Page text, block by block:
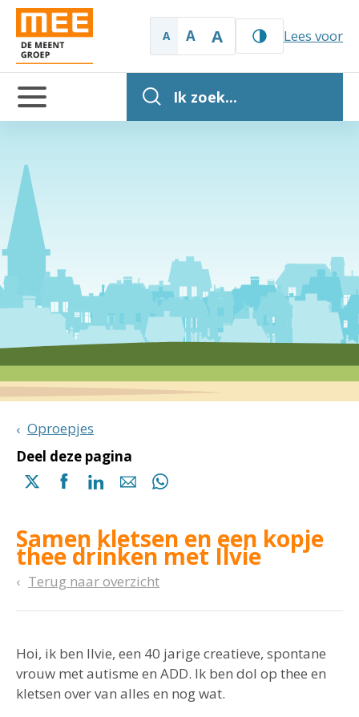
A A A Lees voor
Ik zoek...
Oproepjes
Deel deze pagina
Delen
(opent
in
een
nieuwe
Delen
(opent
in
een
nieuwe
Delen
(opent
in
een
nieuwe
Delen
mail
Delen
(opent
in
een
nieuwe
Samen kletsen en een kopje
thee drinken met Ilvie
Terug naar overzicht
Hoi, ik ben Ilvie, een 40 jarige creatieve, spontane
vrouw met autisme en ADD. Ik ben dol op thee en
kletsen over van alles en nog wat.